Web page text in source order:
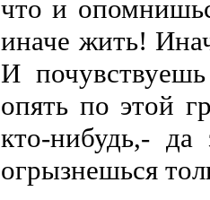
что и
иначе жить!
И
опять по этой
кто-нибудь,- да
огрызнешься